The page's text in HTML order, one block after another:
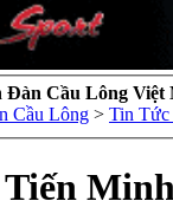
Cầu Lông Việt
Cầu Lông > Tin Tức